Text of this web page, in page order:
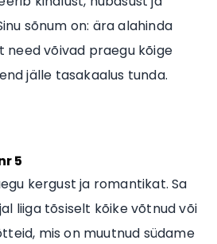
sõnum on: ära alahinda
need võivad praegu kõige
jälle tasakaalus tunda.
5
kergust ja romantikat. Sa
liiga tõsiselt kõike võtnud või
mis on muutnud südame